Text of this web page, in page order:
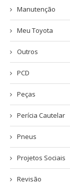
Manutenção
Meu Toyota
Outros
PCD
Peças
Perícia Cautelar
Pneus
Projetos Sociais
Revisão